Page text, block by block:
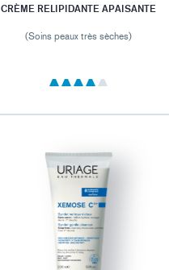
CRÈME RELIPIDANTE APAISANTE
(Soins peaux très sèches)